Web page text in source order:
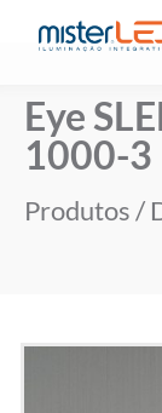
Eye
1000-3
Produtos/